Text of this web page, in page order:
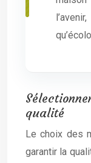
qualité
Le choix des
garantir la